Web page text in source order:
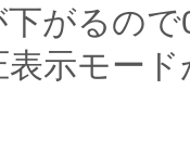
下がるの
示モー